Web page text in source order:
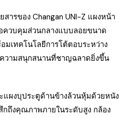
ารของ Changan UNI-Z แผงหน้า
วบคุมส่วนกลางแบบลอยขนาด
เทคโนโลยีการโต้ตอบระหว่าง
วามสนุกสนานที่ชาญฉลาดยิ่งขึ้น
แผงบุประตูด้านข้างล้วนหุ้มด้วยหนัง
ถึงคุณภาพภายในระดับสูง กล้อง